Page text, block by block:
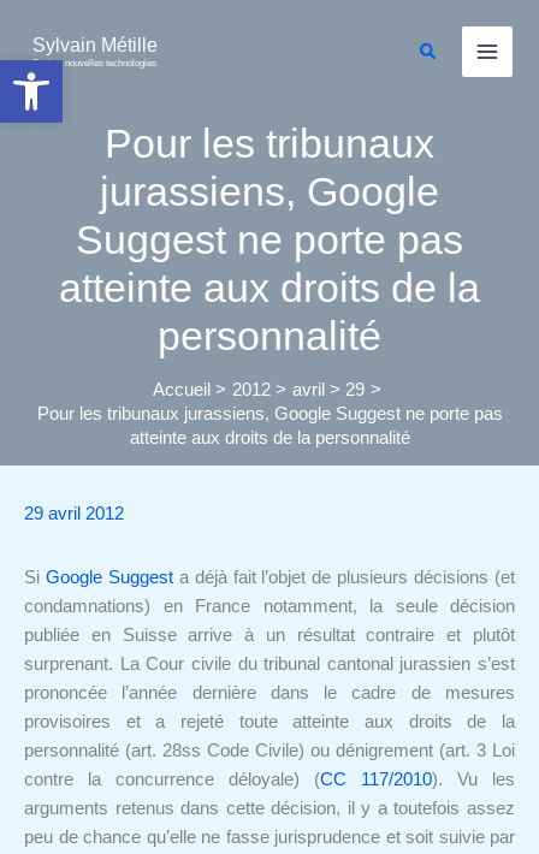
Ouvrir la barre d’outils
contenu
Sylvain Métille
Droit et nouvelles technologies
Rechercher
Pour les tribunaux
jurassiens, Google
Suggest ne porte pas
atteinte aux droits de la
personnalité
Accueil 2012 avril
29
Pour les tribunaux jurassiens, Google Suggest ne porte pas
atteinte aux droits de la personnalité
29 avril 2012
Si Google Suggesta déjà fait l’objet de plusieurs décisions (et
condamnations) en France notamment, la seule décision
publiée en Suisse arrive à un résultat contraire et plutôt
surprenant. La Cour civile du tribunal cantonal jurassien s’est
prononcée l’année dernière dans le cadre de mesures
provisoires et a rejeté toute atteinte aux droits de la
personnalité (art. 28ss Code Civile) ou dénigrement (art. 3 Loi
contre la concurrence déloyale) (CC 117/2010). Vu les
arguments retenus dans cette décision, il y a toutefois assez
peu de chance qu’elle ne fasse jurisprudence et soit suivie par